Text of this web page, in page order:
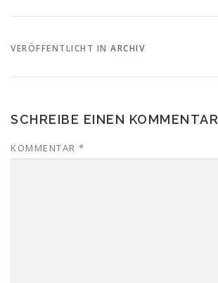
VERÖFFENTLICHT IN ARCHIV
SCHREIBE EINEN KOMMENTAR
KOMMENTAR *